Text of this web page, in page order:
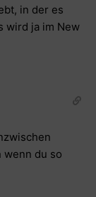
in der es
wird ja im New
wenn du so